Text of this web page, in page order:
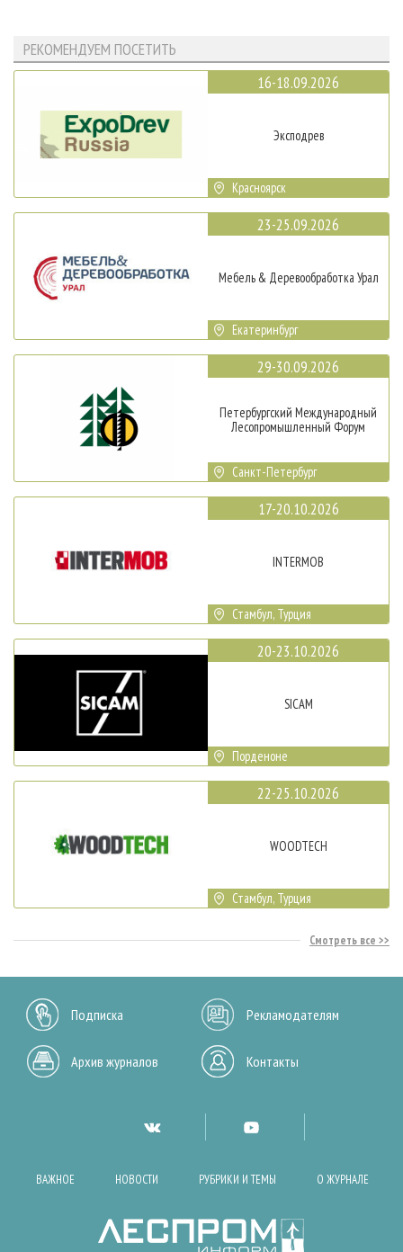
РЕКОМЕНДУЕМ ПОСЕТИТЬ
16-18.09.2026
Эксподрев
Красноярск
23-25.09.2026
Мебель & Деревообработка Урал
Екатеринбург
29-30.09.2026
Петербургский Международный
Лесопромышленный Форум
Санкт-Петербург
17-20.10.2026
INTERMOB
Стамбул, Турция
20-23.10.2026
SICAM
Порденоне
22-25.10.2026
WOODTECH
Стамбул, Турция
Смотреть все
Подписка Рекламодателям
Архив журналов Контакты
ВАЖНОЕ НОВОСТИ РУБРИКИ И ТЕМЫ О ЖУРНАЛЕ